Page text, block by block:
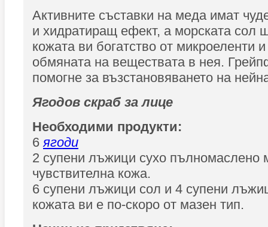
Активните съставки на меда имат
и хидратиращ ефект, а морската сол
кожата ви богатство от микроеленти
обмяната на веществата в нея.
помогне за възстановяването на
Ягодов скраб за лице
Необходими продукти:
6ягоди
2 супени лъжици сухо пълномаслено
чувствителна кожа.
6 супени лъжици сол и 4 супени
кожата ви е по-скоро от мазен тип.